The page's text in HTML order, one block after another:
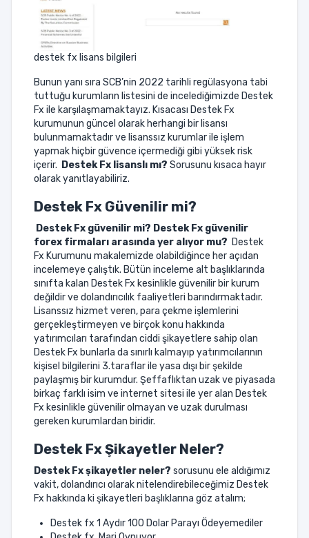
destek fx lisans bilgileri
Bunun yanı sıra SCB’nin 2022 tarihli regülasyona tabi
tuttuğu kurumların listesini de incelediğimizde Destek
Fx ile karşılaşmamaktayız. Kısacası Destek Fx
kurumunun güncel olarak herhangi bir lisansı
bulunmamaktadır ve lisanssız kurumlar ile işlem
yapmak hiçbir güvence içermediği gibi yüksek risk
içerir. Destek Fx lisanslı mı? Sorusunu kısaca hayır
olarak yanıtlayabiliriz.
Destek Fx Güvenilir mi?
Destek Fx güvenilir mi? Destek Fx güvenilir
forex firmaları arasında yer alıyor mu? Destek
Fx Kurumunu makalemizde olabildiğince her açıdan
incelemeye çalıştık. Bütün inceleme alt başlıklarında
sınıfta kalan Destek Fx kesinlikle güvenilir bir kurum
değildir ve dolandırıcılık faaliyetleri barındırmaktadır.
Lisanssız hizmet veren, para çekme işlemlerini
gerçekleştirmeyen ve birçok konu hakkında
yatırımcıları tarafından ciddi şikayetlere sahip olan
Destek Fx bunlarla da sınırlı kalmayıp yatırımcılarının
kişisel bilgilerini 3.taraflar ile yasa dışı bir şekilde
paylaşmış bir kurumdur. Şeffaflıktan uzak ve piyasada
birkaç farklı isim ve internet sitesi ile yer alan Destek
Fx kesinlikle güvenilir olmayan ve uzak durulması
gereken kurumlardan biridir.
Destek Fx Şikayetler Neler?
Destek Fxşikayetler neler? sorusunu ele aldığımız
vakit, dolandırıcı olarak nitelendirebileceğimiz Destek
Fx hakkında ki şikayetleri başlıklarına göz atalım;
Destek fx 1 Aydır 100 Dolar Parayı Ödeyemediler